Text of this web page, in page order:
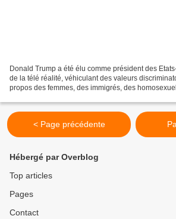
Donald Trump a été élu comme président des
de la télé réalité, véhiculant des valeurs
propos des femmes, des immigrés, des
< Page précédente
Hébergé par Overblog
Top articles
Pages
Contact